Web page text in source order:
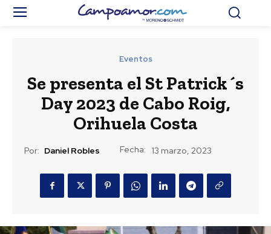
Eventos
Se presenta el St Patrick´s
Day 2023 de Cabo Roig,
Orihuela Costa
Por: Daniel Robles Fecha: 13 marzo, 2023